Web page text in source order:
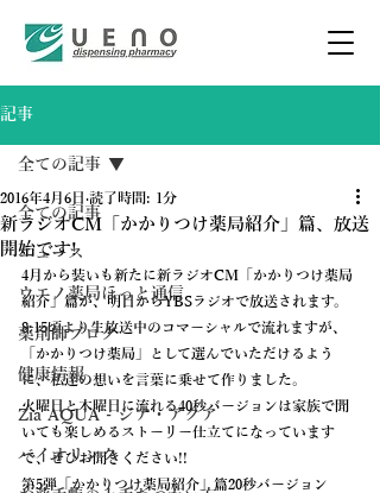
記事
全ての記事
ニュース
ウエノ薬局ほっと通信
薬剤師ブログ
健康情報
Zia AQUA - ジア・アクア
バイオリンク
全ての記事
新ラジオCM「かかりつけ薬局紹介」篇、放送
開始です!
2016年4月6日 読了時間: 1分
4月から装いも新たに新ラジオCM「かかりつけ薬局
紹介」篇が、明日からYBSラジオで放送されます。
8:15頃より生放送中のコマーシャルで流れますが、
「かかりつけ薬局」として選んでいただけるよう
に、私達の想いを言葉に乗せて作りました。
火曜日と木曜日に流れる40秒バージョンは家族で聞
いても楽しめるストーリー仕立てになっています
で、ぜひお聞きください!!
第5弾「かかりつけ薬局紹介」篇20秒バージョン